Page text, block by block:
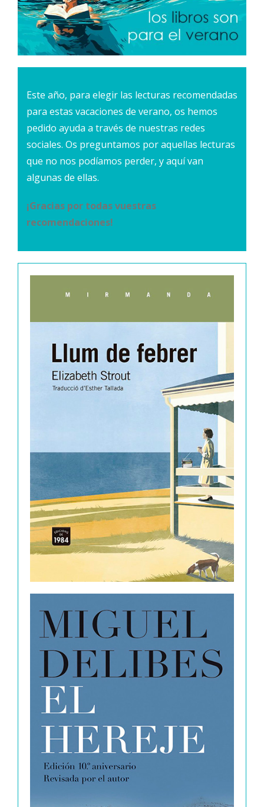
Este año, para elegir las lecturas recomendadas
para estas vacaciones de verano, os hemos
pedido ayuda a través de nuestras redes
sociales. Os preguntamos por aquellas lecturas
que no nos podíamos perder, y aquí van
algunas de ellas.
¡Gracias por todas vuestras
recomendaciones!